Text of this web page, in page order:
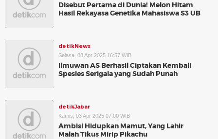
Disebut Pertama di Dunia! Melon Hitam
Hasil Rekayasa Genetika Mahasiswa S3 UB
detikNews
Selasa, 08 Apr 2025 16:57 WIB
Ilmuwan AS Berhasil Ciptakan Kembali
Spesies Serigala yang Sudah Punah
detikJabar
Kamis, 03 Apr 2025 07:00 WIB
Ambisi Hidupkan Mamut, Yang Lahir
Malah Tikus Mirip Pikachu